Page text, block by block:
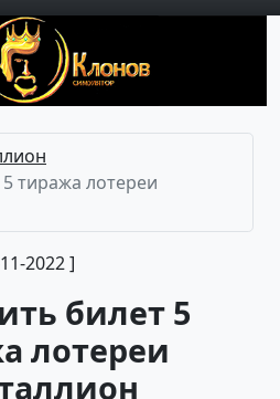
тиража лотереи
2022 ]
билет 5
лотереи